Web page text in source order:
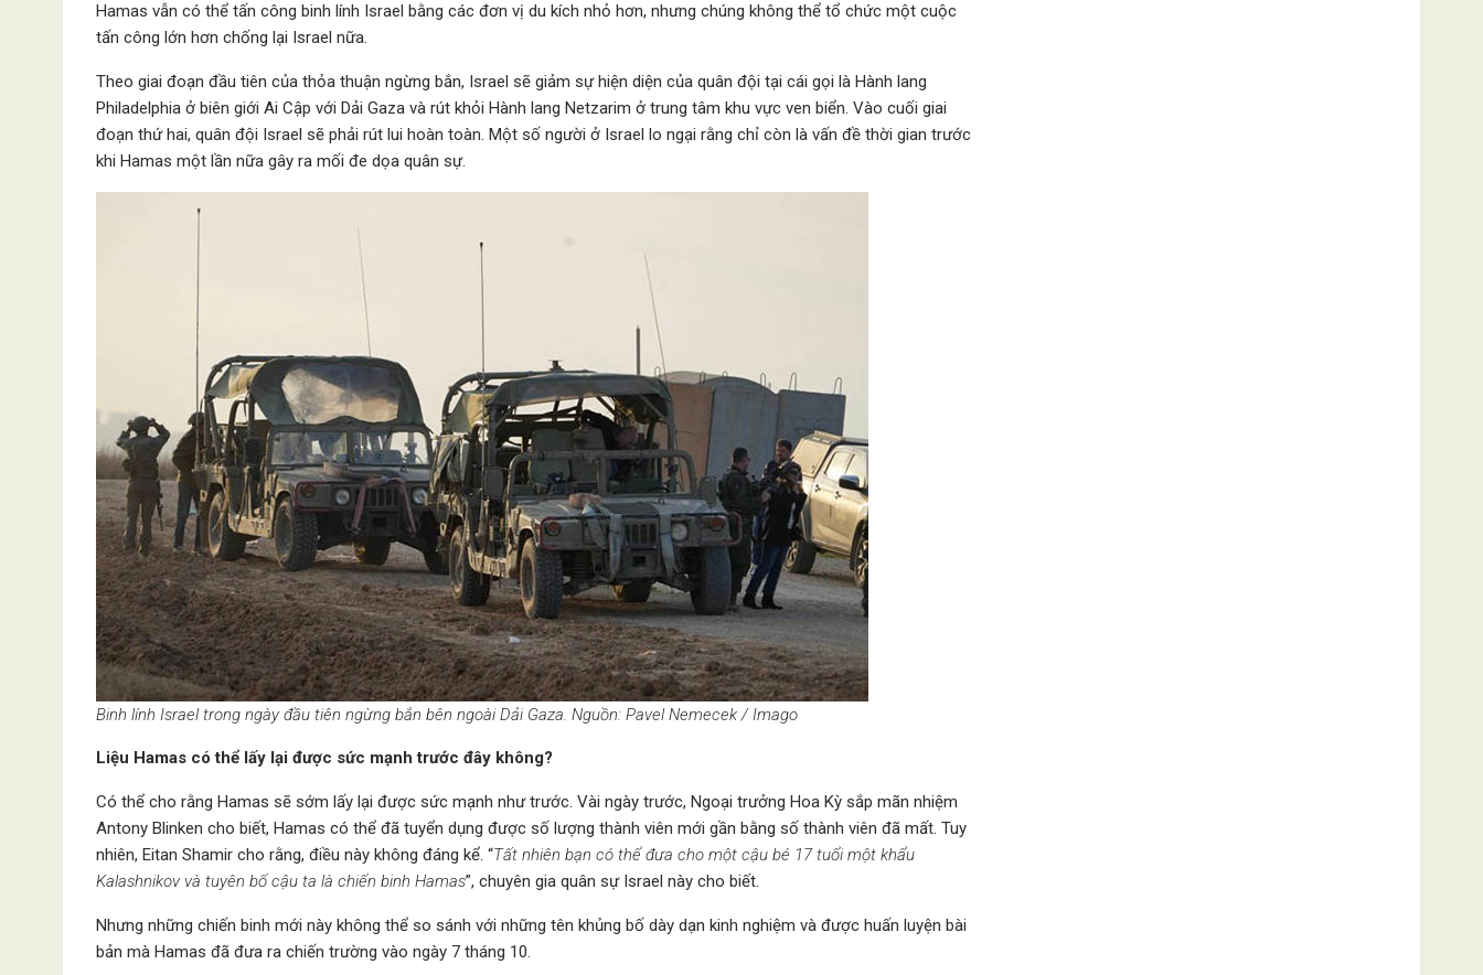
Hamas vẫn có thể tấn công binh lính Israel bằng các đơn vị du kích nhỏ hơn, nhưng chúng không thể tổ chức một cuộc
tấn công lớn hơn chống lại Israel nữa.
Theo giai đoạn đầu tiên của thỏa thuận ngừng bắn, Israel sẽ giảm sự hiện diện của quân đội tại cái gọi là Hành lang
Philadelphia ở biên giới Ai Cập với Dải Gaza và rút khỏi Hành lang Netzarim ở trung tâm khu vực ven biển. Vào cuối giai
đoạn thứ hai, quân đội Israel sẽ phải rút lui hoàn toàn. Một số người ở Israel lo ngại rằng chỉ còn là vấn đề thời gian trước
khi Hamas một lần nữa gây ra mối đe dọa quân sự.
Binh lính Israel trong ngày đầu tiên ngừng bắn bên ngoài Dải Gaza. Nguồn: Pavel Nemecek / Imago
Liệu Hamas có thể lấy lại được sức mạnh trước đây không?
Có thể cho rằng Hamas sẽ sớm lấy lại được sức mạnh như trước. Vài ngày trước, Ngoại trưởng Hoa Kỳ sắp mãn nhiệm
Antony Blinken cho biết, Hamas có thể đã tuyển dụng được số lượng thành viên mới gần bằng số thành viên đã mất. Tuy
nhiên, Eitan Shamir cho rằng, điều này không đáng kể. “Tất nhiên bạn có thể đưa cho một cậu bé 17 tuổi một khẩu
Kalashnikov và tuyên bố cậu ta là chiến binh Hamas”, chuyên gia quân sự Israel này cho biết.
Nhưng những chiến binh mới này không thể so sánh với những tên khủng bố dày dạn kinh nghiệm và được huấn luyện bài
bản mà Hamas đã đưa ra chiến trường vào ngày 7 tháng 10.